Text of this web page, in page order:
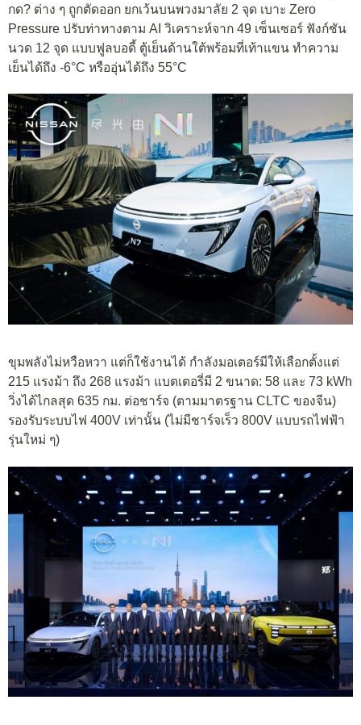
กด? ต่าง ๆ ถูกตัดออก ยกเว้นบนพวงมาลัย 2 จุด เบาะ Zero
Pressure ปรับท่าทางตาม AI วิเคราะห์จาก 49 เซ็นเซอร์ ฟังก์ชัน
นวด 12 จุด แบบฟูลบอดี้ ตู้เย็นด้านใต้พร้อมที่เท้าแขน ทำความ
เย็นได้ถึง -6°C หรืออุ่นได้ถึง 55°C
ขุมพลังไม่หวือหวา แต่ก็ใช้งานได้ กำลังมอเตอร์มีให้เลือกตั้งแต่
215 แรงม้า ถึง 268 แรงม้า แบตเตอรี่มี 2 ขนาด: 58 และ 73 kWh
วิ่งได้ไกลสุด 635 กม. ต่อชาร์จ (ตามมาตรฐาน CLTC ของจีน)
รองรับระบบไฟ 400V เท่านั้น (ไม่มีชาร์จเร็ว 800V แบบรถไฟฟ้า
รุ่นใหม่ ๆ)